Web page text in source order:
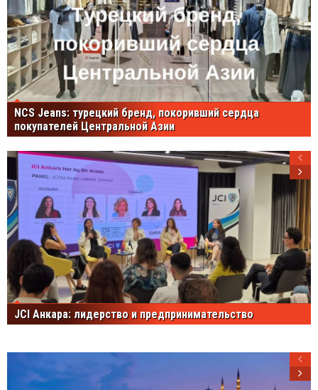
NCS Jeans: турецкий бренд, покоривший сердца
покупателей Центральной Азии
JCI Анкара: лидерство и предпринимательство